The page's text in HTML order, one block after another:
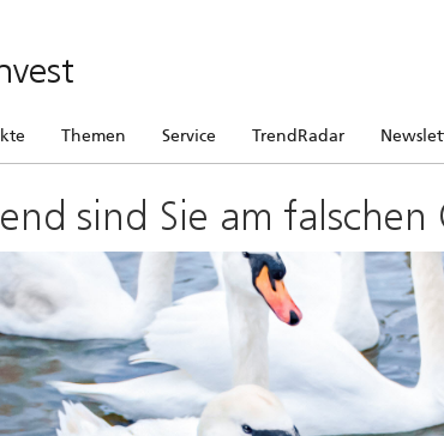
Themen Service TrendRadar
sind Sie am